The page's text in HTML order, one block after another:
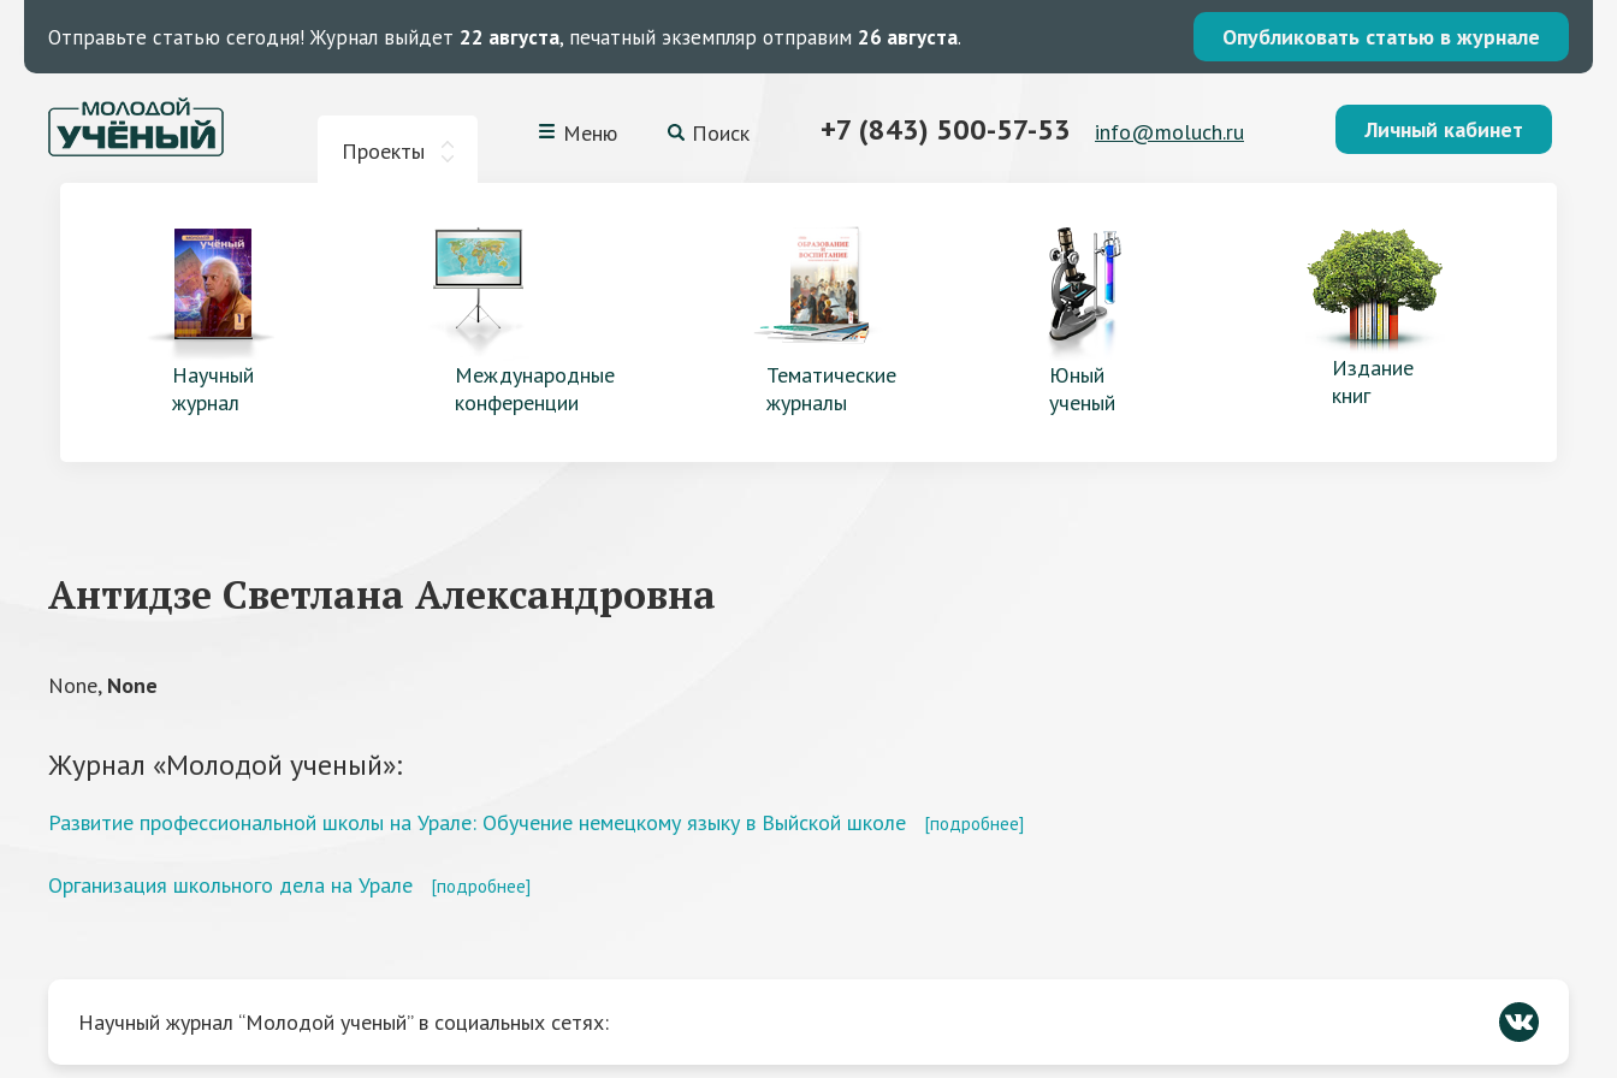
Отправьте статью сегодня! Журнал выйдет 22 августа, печатный экземпляр отправим 26 августа. Опубликовать статью в журнале
Проекты
Меню Поиск +7 (843) 500-57-53 info@moluch.ru Личный кабинет
Научный
журнал
Международные
конференции
Тематические
журналы
Юный
ученый
Издание
книг
Антидзе Светлана Александровна
None, None
Журнал «Молодой ученый»:
Развитие профессиональной школы на Урале: Обучение немецкому языку в Выйской школе [подробнее]
Организация школьного дела на Урале [подробнее]
Научный журнал “Молодой ученый” в социальных сетях: